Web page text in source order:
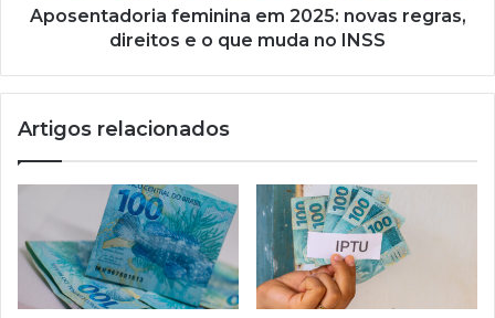
Aposentadoria feminina em 2025: novas regras,
direitos e o que muda no INSS
Artigos relacionados